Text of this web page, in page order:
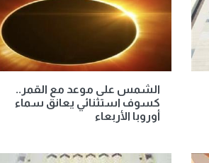
الشمس على موعد مع القمر..
كسوف استثنائي يعانق سماء
أوروبا الأربعاء